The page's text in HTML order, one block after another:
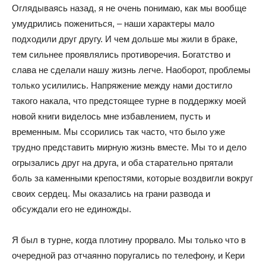
Оглядываясь назад, я не очень понимаю, как мы вообще
умудрились пожениться, – наши характеры мало
подходили друг другу. И чем дольше мы жили в браке,
тем сильнее проявлялись противоречия. Богатство и
слава не сделали нашу жизнь легче. Наоборот, проблемы
только усилились. Напряжение между нами достигло
такого накала, что предстоящее турне в поддержку моей
новой книги виделось мне избавлением, пусть и
временным. Мы ссорились так часто, что было уже
трудно представить мирную жизнь вместе. Мы то и дело
огрызались друг на друга, и оба старательно прятали
боль за каменными крепостями, которые воздвигли вокруг
своих сердец. Мы оказались на грани развода и
обсуждали его не единожды.
Я был в турне, когда плотину прорвало. Мы только что в
очередной раз отчаянно поругались по телефону, и Кери